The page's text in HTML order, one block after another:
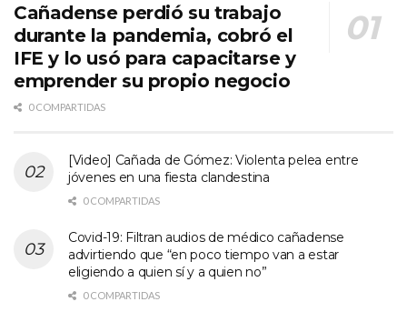
Cañadense perdió su trabajo
durante la pandemia, cobró el
IFE y lo usó para capacitarse y
emprender su propio negocio
0 COMPARTIDAS
[Video] Cañada de Gómez: Violenta pelea entre
jóvenes en una fiesta clandestina
0 COMPARTIDAS
Covid-19: Filtran audios de médico cañadense
advirtiendo que “en poco tiempo van a estar
eligiendo a quien sí y a quien no”
0 COMPARTIDAS